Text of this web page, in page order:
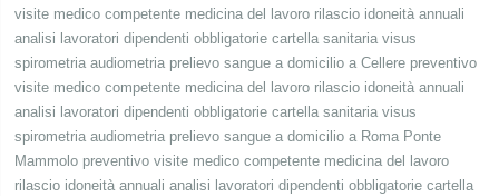
visite medico competente medicina del lavoro rilascio idoneità annuali
analisi lavoratori dipendenti obbligatorie cartella sanitaria visus
spirometria audiometria prelievo sangue a domicilio a Cellere preventivo
visite medico competente medicina del lavoro rilascio idoneità annuali
analisi lavoratori dipendenti obbligatorie cartella sanitaria visus
spirometria audiometria prelievo sangue a domicilio a Roma Ponte
Mammolo preventivo visite medico competente medicina del lavoro
rilascio idoneità annuali analisi lavoratori dipendenti obbligatorie cartella